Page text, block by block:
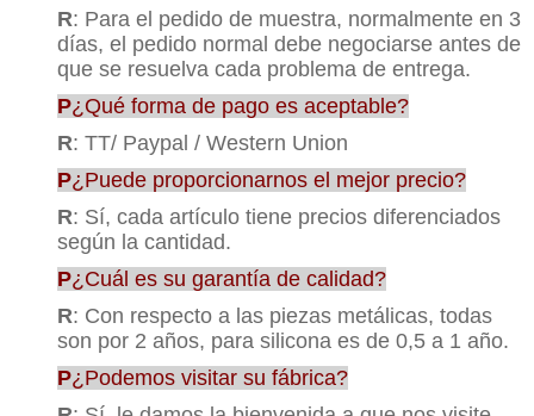
R: Para el pedido de muestra, normalmente en 3
días, el pedido normal debe negociarse antes de
que se resuelva cada problema de entrega.
P¿Qué forma de pago es aceptable?
R: TT/ Paypal / Western Union
P¿Puede proporcionarnos el mejor precio?
R: Sí, cada artículo tiene precios diferenciados
según la cantidad.
P¿Cuál es su garantía de calidad?
R: Con respecto a las piezas metálicas, todas
son por 2 años, para silicona es de 0,5 a 1 año.
P¿Podemos visitar su fábrica?